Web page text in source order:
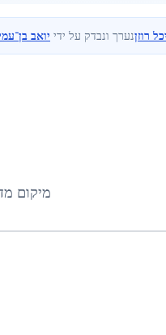
רוזןנערך ונבדק על ידי יואב
מיקום